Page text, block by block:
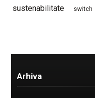
sustenabilitate switch
Arhiva